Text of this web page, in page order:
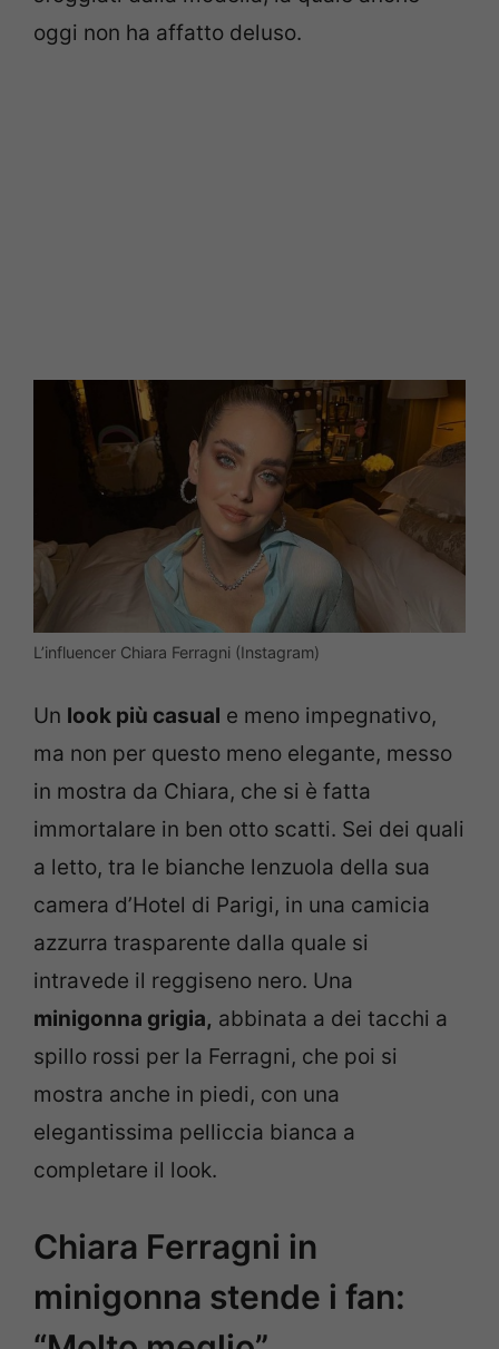
oggi non ha affatto deluso.
L’influencer Chiara Ferragni (Instagram)
Un look più casual e meno impegnativo,
ma non per questo meno elegante, messo
in mostra da Chiara, che si è fatta
immortalare in ben otto scatti. Sei dei quali
a letto, tra le bianche lenzuola della sua
camera d’Hotel di Parigi, in una camicia
azzurra trasparente dalla quale si
intravede il reggiseno nero. Una
minigonna grigia, abbinata a dei tacchi a
spillo rossi per la Ferragni, che poi si
mostra anche in piedi, con una
elegantissima pelliccia bianca a
completare il look.
Chiara Ferragni in
minigonna stende i fan: